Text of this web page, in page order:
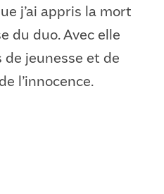
j’ai appris la mort
du duo. Avec elle
jeunesse et de
l’innocence.